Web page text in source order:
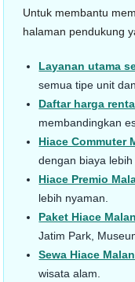
Untuk membantu
halaman pendukung
Layanan utama
semua tipe unit
Daftar harga
membandingkan
Hiace Commuter
dengan biaya lebih
Hiace Premio
lebih nyaman.
Paket Hiace
Jatim Park,
Sewa Hiace
wisata alam.